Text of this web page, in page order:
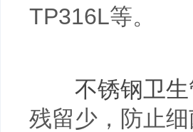
TP316L等。
不锈钢卫
残留少，防止